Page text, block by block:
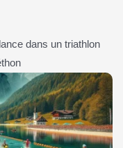
dans un triathlon